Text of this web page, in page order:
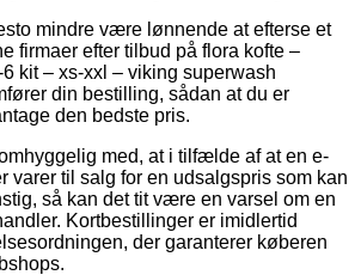
mindre være lønnende at efterse et
firmaer efter tilbud på flora kofte –
kit – xs-xxl – viking superwash
din bestilling, sådan at du er
den bedste pris.
med, at i tilfælde af at en e-
varer til salg for en udsalgspris som kan
så kan det tit være en varsel om en
Kortbestillinger er imidlertid
der garanterer køberen